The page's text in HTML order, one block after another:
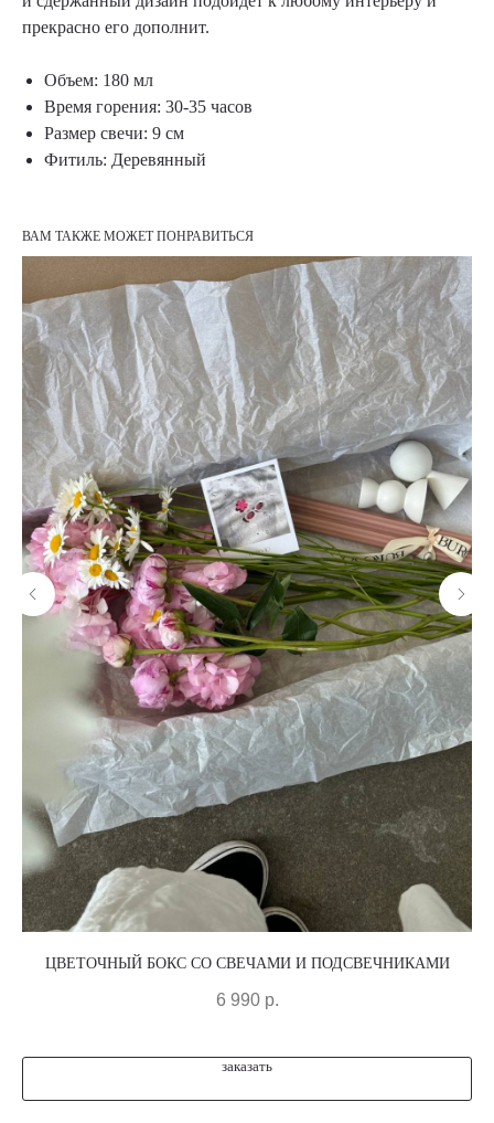
прекрасно его дополнит.
Объем: 180 мл
Время горения: 30-35 часов
Размер свечи: 9 см
Фитиль: Деревянный
ВАМ ТАКЖЕ МОЖЕТ ПОНРАВИТЬСЯ
ЦВЕТОЧНЫЙ БОКС СО СВЕЧАМИ И ПОДСВЕЧНИКАМИ
6 990 р.
заказать